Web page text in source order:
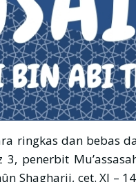
ringkas dan bebas
3, penerbit
Shagharji, cet. XI –